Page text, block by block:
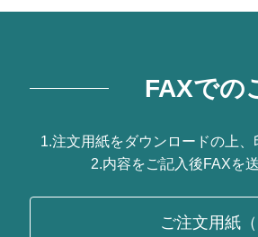
FAXでの
1.注文用紙をダウンロードの上、
2.内容をご記入後FAXを
ご注文用紙（